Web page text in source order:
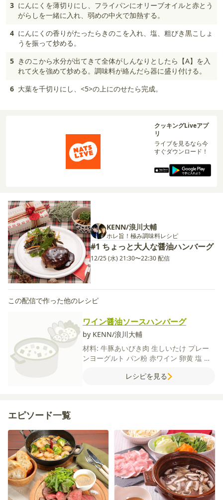
3 にんにくを薄切りにし、フライパンにオリーブオイルと赤とう
がらしを一緒に入れ、弱めの中火で加熱する。
4 にんにくの香りがたったらきのこを入れ、塩、粗びき黒こしょ
うを振って炒める。
5 きのこから水分が出てきて全体がしんなりとしたら【A】を入
れて火を強めて炒める。調味料が絡んだら器に盛り付ける。
6 大葉を千切りにし、<5>の上にのせたら完成。
クッキングLiveアプ
リ
ライブを見るなら今
すぐダウンロード！
KENN/浪川大輔
ホレ旨！極み調味料レシピ
#1 ちょっと大人な醤油ハンバーグ
12/25 (水) 21:30〜22:30 配信
この配信で作った他のレシピ
ワイン醤油ソースハンバーグ
by KENN/浪川大輔
材料: 牛豚あいびき肉 生しいたけ プレー
ンヨーグルト パン粉 赤ワイン 卵黄 塩 こ
大根にんじんオリーブオイル
レシピを見る
エピソード一覧